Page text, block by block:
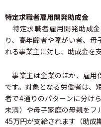
特定求職者雇用開発助成金
特定求職者雇用開発助成
り、高年齢者や障がい者、
れる事業主に対し、助成金を
事業主は企業のほか、雇用
です。対象となる労働者は、
者で4通りのパターンに分け
未満）や母子家庭の母親をフ
45万円が支給されます（助成